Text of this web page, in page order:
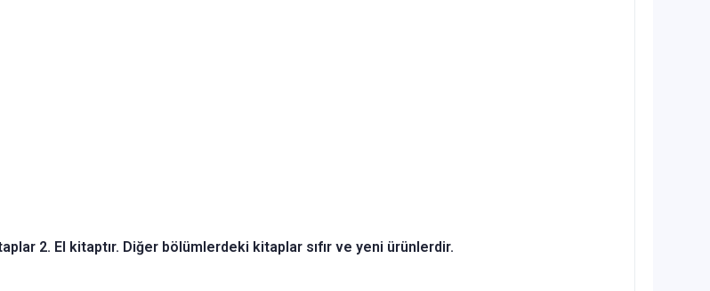
2. El kitaptır. Diğer bölümlerdeki kitaplar sıfır ve yeni ürünlerdir.